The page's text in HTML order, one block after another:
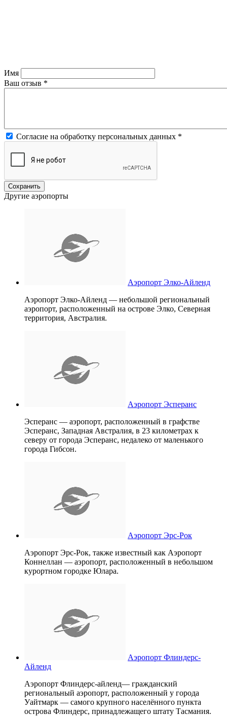
Имя
Ваш отзыв *
Согласие на обработку персональных данных *
Другие аэропорты
Аэропорт Элко-Айленд
Аэропорт Элко-Айленд — небольшой региональный
аэропорт, расположенный на острове Элко, Северная
территория, Австралия.
Аэропорт Эсперанс
Эсперанс — аэропорт, расположенный в графстве
Эсперанс, Западная Австралия, в 23 километрах к
северу от города Эсперанс, недалеко от маленького
города Гибсон.
Аэропорт Эрс-Рок
Аэропорт Эрс-Рок, также известный как Аэропорт
Коннеллан — аэропорт, расположенный в небольшом
курортном городке Юлара.
Аэропорт Флиндерс-
Айленд
Аэропорт Флиндерс-айленд— гражданский
региональный аэропорт, расположенный у города
Уайтмарк — самого крупного населённого пункта
острова Флиндерс, принадлежащего штату Тасмания.